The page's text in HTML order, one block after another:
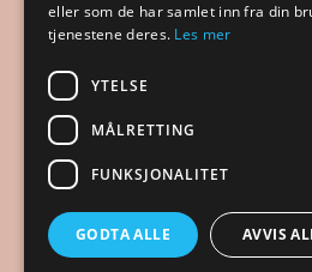
Kjøpsvilkår
eller som de har samlet inn fra din
tjenestene deres. Les mer
YTELSE
MÅLRETTING
FUNKSJONALITET
GODTA ALLE AVVIS